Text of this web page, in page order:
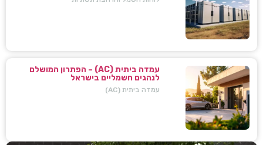
עמדה ביתית (AC) – הפתרון המושלם
לנהגים חשמליים בישראל
עמדה ביתית (AC)